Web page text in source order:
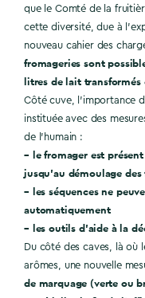
que le Comté de la
cette diversité, due à
nouveau cahier des
fromageries sont
litres de lait transformés
Côté cuve, l’importance
instituée avec des
de l’humain :
– le fromager est
jusqu’au démoulage des
– les séquences ne
automatiquement
– les outils d’aide à la
Du côté des caves, là où
arômes, une nouvelle
de marquage (verte ou